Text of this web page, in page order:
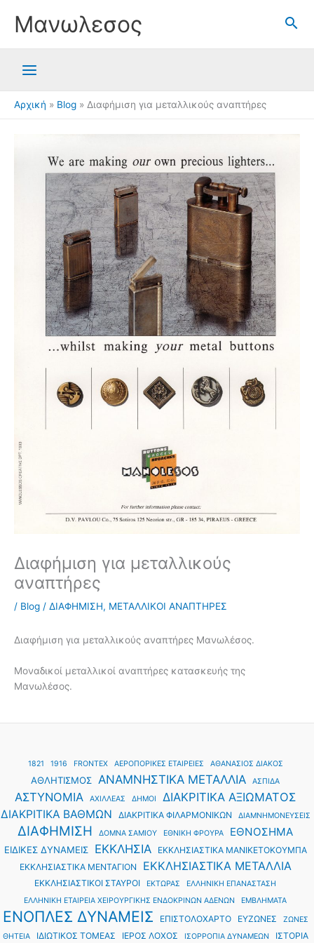
Μανωλεσος
Αρχική Blog Διαφήμιση για μεταλλικούς αναπτήρες
Διαφήμιση για μεταλλικούς
αναπτήρες
/ Blog / ΔΙΑΦΗΜΙΣΗ, ΜΕΤΑΛΛΙΚΟΙ ΑΝΑΠΤΗΡΕΣ
Διαφήμιση για μεταλλικούς αναπτήρες Μανωλέσος.
Μοναδικοί μεταλλικοί αναπτήρες κατασκευής της
Μανωλέσος.
1821 1916 FRONTEX ΑΕΡΟΠΟΡΙΚΕΣ ΕΤΑΙΡΕΙΕΣ ΑΘΑΝΑΣΙΟΣ ΔΙΑΚΟΣ
ΑΘΛΗΤΙΣΜΟΣ ΑΝΑΜΝΗΣΤΙΚΑ ΜΕΤΑΛΛΙΑ ΑΣΠΙΔΑ
ΑΣΤΥΝΟΜΙΑ ΑΧΙΛΛΕΑΣ ΔΗΜΟΙ ΔΙΑΚΡΙΤΙΚΑ ΑΞΙΩΜΑΤΟΣ
ΔΙΑΚΡΙΤΙΚΑ ΒΑΘΜΩΝ ΔΙΑΚΡΙΤΙΚΑ ΦΙΛΑΡΜΟΝΙΚΩΝ ΔΙΑΜΝΗΜΟΝΕΥΣΕΙΣ
ΔΙΑΦΗΜΙΣΗ ΔΟΜΝΑ ΣΑΜΙΟΥ ΕΘΝΙΚΗ ΦΡΟΥΡΑ ΕΘΝΟΣΗΜΑ
ΕΙΔΙΚΕΣ ΔΥΝΑΜΕΙΣ ΕΚΚΛΗΣΙΑ
ΕΚΚΛΗΣΙΑΣΤΙΚΑ ΜΑΝΙΚΕΤΟΚΟΥΜΠΑ
ΕΚΚΛΗΣΙΑΣΤΙΚΑ ΜΕΝΤΑΓΙΟΝ
ΕΚΚΛΗΣΙΑΣΤΙΚΑ ΜΕΤΑΛΛΙΑ
ΕΚΚΛΗΣΙΑΣΤΙΚΟΙ ΣΤΑΥΡΟΙ ΕΚΤΩΡΑΣ
ΕΛΛΗΝΙΚΗ ΕΠΑΝΑΣΤΑΣΗ
ΕΛΛΗΝΙΚΗ ΕΤΑΙΡΕΙΑ ΧΕΙΡΟΥΡΓΙΚΗΣ ΕΝΔΟΚΡΙΝΩΝ ΑΔΕΝΩΝ
ΕΜΒΛΗΜΑΤΑ
ΕΝΟΠΛΕΣ ΔΥΝΑΜΕΙΣ ΕΠΙΣΤΟΛΟΧΑΡΤΟ ΕΥΖΩΝΕΣ
ΖΩΝΕΣ
ΘΗΤΕΙΑ
ΙΔΙΩΤΙΚΟΣ ΤΟΜΕΑΣ ΙΕΡΟΣ ΛΟΧΟΣ ΙΣΟΡΡΟΠΙΑ ΔΥΝΑΜΕΩΝ ΙΣΤΟΡΙΑ